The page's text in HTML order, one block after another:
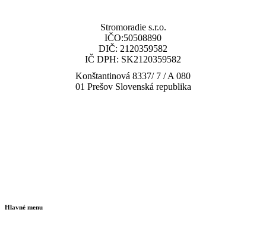
Stromoradie s.r.o.
IČO:50508890
DIČ: 2120359582
IČ DPH: SK2120359582
Konštantinová 8337/ 7 / A 080
01 Prešov Slovenská republika
Hlavné menu